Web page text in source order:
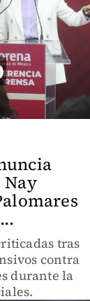
tras
contra
durante la